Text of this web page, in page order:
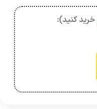
خرید کنید):